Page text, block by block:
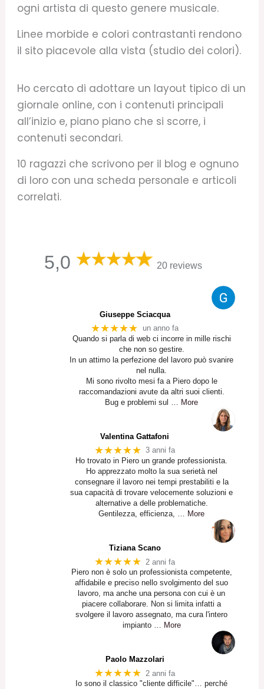
ogni artista di questo genere musicale.
Linee morbide e colori contrastanti rendono
il sito piacevole alla vista (studio dei colori).
Ho cercato di adottare un layout tipico di un
giornale online, con i contenuti principali
all’inizio e, piano piano che si scorre, i
contenuti secondari.
10 ragazzi che scrivono per il blog e ognuno
di loro con una scheda personale e articoli
correlati.
5,0 20 reviews
Giuseppe Sciacqua
★★★★★
un anno fa
Quando si parla di web ci incorre in mille rischi
che non so gestire.
In un attimo la perfezione del lavoro può svanire
nel nulla.
Mi sono rivolto mesi fa a Piero dopo le
raccomandazioni avute da altri suoi clienti.
Bug e problemi sul
… More
Valentina Gattafoni
★★★★★ 3 anni fa
Ho trovato in Piero un grande professionista.
Ho apprezzato molto la sua serietà nel
consegnare il lavoro nei tempi prestabiliti e la
sua capacità di trovare velocemente soluzioni e
alternative a delle problematiche.
Gentilezza, efficienza,
… More
Tiziana Scano
★★★★★ 2 anni fa
Piero non è solo un professionista competente,
affidabile e preciso nello svolgimento del suo
lavoro, ma anche una persona con cui è un
piacere collaborare. Non si limita infatti a
svolgere il lavoro assegnato, ma cura l'intero
impianto … More
Paolo Mazzolari
★★★★★ 2 anni fa
Io sono il classico "cliente difficile"… perché